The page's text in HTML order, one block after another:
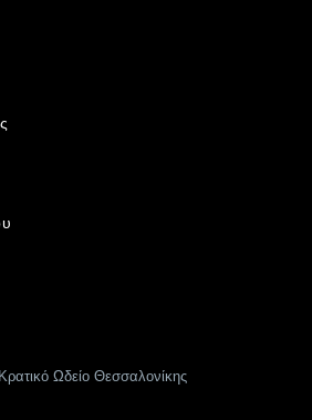
Ωδείο Θεσσαλονίκης